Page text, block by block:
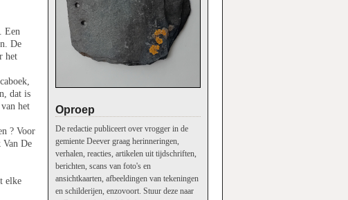
Een
De
het
dat is
het
? Voor
Van De
elke
Oproep
De redactie publiceert over vrogger in de
gemiente Deever graag herinneringen,
verhalen, reacties, artikelen uit tijdschriften,
berichten, scans van foto's en
ansichtkaarten, afbeeldingen van tekeningen
en schilderijen, enzovoort. Stuur deze naar